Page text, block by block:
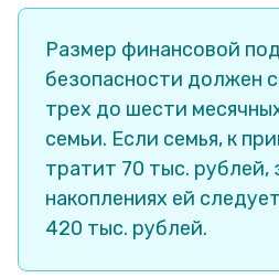
Размер финансовой
безопасности должен
трех до шести
семьи. Если семья, к
тратит 70 тыс. рублей,
накоплениях ей
420 тыс. рублей.